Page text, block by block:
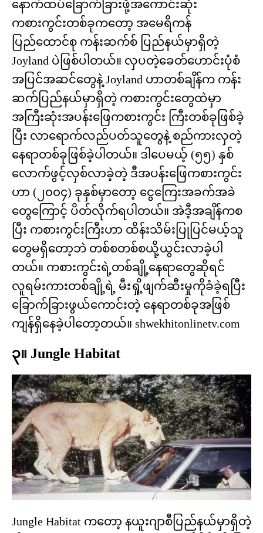
နောက်ထပ်ခြောက်ခြားဖို့အကောင်းဆုံး
ကစားကွင်းတစ်ခုကတော့ အမေရိကန်
ပြည်ထောင်စု ကန်းဆက်စ် ပြည်နယ်မှာရှိတဲ့
Joyland ပဲဖြစ်ပါတယ်။ လှပတဲ့ခေတ်ဟောင်းပုံစံ
အပြင်အဆင်တွေနဲ့ Joyland ဟာတစ်ချိန်က ကန်း
ဆက်ပြည်နယ်မှာရှိတဲ့ ကစားကွင်းတွေထဲမှာ
အကြီးဆုံးအပန်းဖြေကစားကွင်း ကြီးတစ်ခုဖြစ်ခဲ့
ပြီး လာရောက်လည်ပတ်သူတွေနဲ့ စည်ကားလှတဲ့
နေရာတစ်ခုဖြစ်ခဲ့ပါတယ်။ ဒါပေမယ့် (၅၅) နှစ်
လောက်ဖွင့်လှစ်လာခဲ့တဲ့ ဒီအပန်းဖြေကစားကွင်း
ဟာ (၂၀၀၄) ခုနှစ်မှာတော့ ငွေကြေးအခက်အခဲ
တွေကြောင့် ပိတ်လိုက်ရပါတယ်။ အဲဒီ့အချိန်ကစ
ပြီး ကစားကွင်းကြီးဟာ ထိန်းသိမ်းပြုပြင်မယ့်သူ
တွေမရှိတော့ဘဲ တစ်စတစ်စယို့ယွင်းလာခဲ့ပါ
တယ်။ ကစားကွင်းရဲ့တစ်ချို့နေရာတွေဆိုရင်
လူရမ်းကားတစ်ချို့ရဲ့ မီးရှို့ဖျက်ဆီးမှုကိုခံခဲ့ရပြီး
ခြောက်ခြားဖွယ်ကောင်းတဲ့ နေရာတစ်ခုအဖြစ်
ကျန်ရှိနေခဲ့ပါတော့တယ်။ shwekhitonlinetv.com
၃။ Jungle Habitat
Jungle Habitat ကတော့ နယူးဂျာစီပြည်နယ်မှာရှိတဲ့